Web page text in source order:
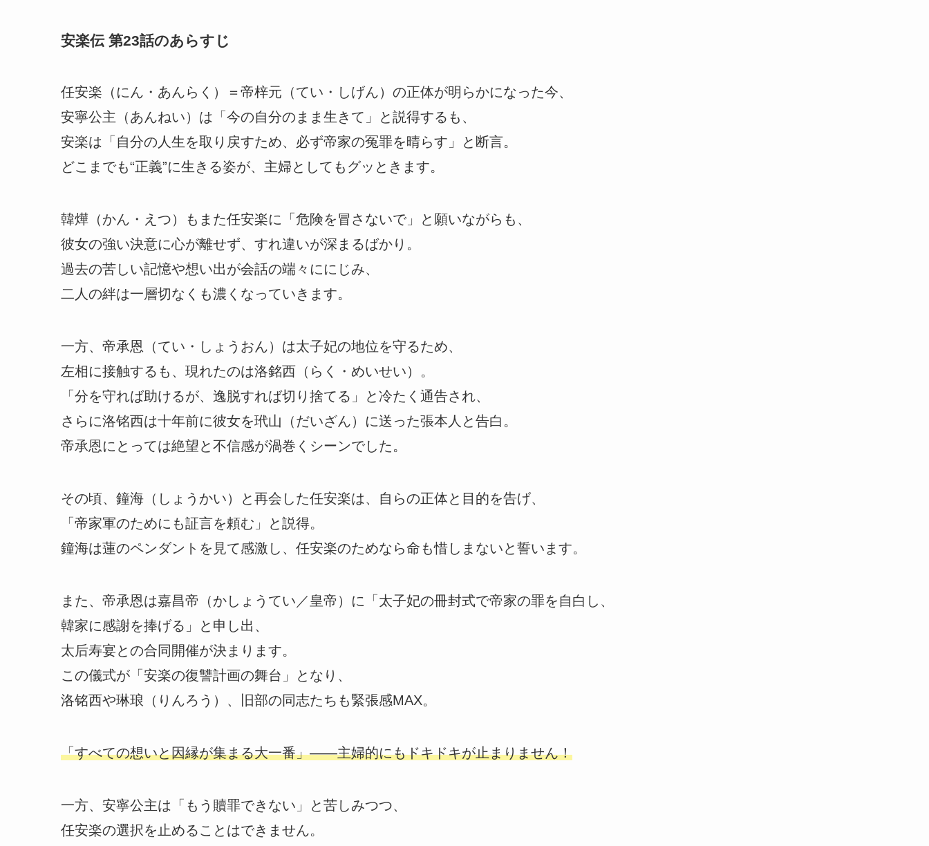
安楽伝 第23話のあらすじ
任安楽（にん・あんらく）＝帝梓元（てい・しげん）の正体が明らかになった今、
安寧公主（あんねい）は「今の自分のまま生きて」と説得するも、
安楽は「自分の人生を取り戻すため、必ず帝家の冤罪を晴らす」と断言。
どこまでも“正義”に生きる姿が、主婦としてもグッときます。
韓燁（かん・えつ）もまた任安楽に「危険を冒さないで」と願いながらも、
彼女の強い決意に心が離せず、すれ違いが深まるばかり。
過去の苦しい記憶や想い出が会話の端々ににじみ、
二人の絆は一層切なくも濃くなっていきます。
一方、帝承恩（てい・しょうおん）は太子妃の地位を守るため、
左相に接触するも、現れたのは洛銘西（らく・めいせい）。
「分を守れば助けるが、逸脱すれば切り捨てる」と冷たく通告され、
さらに洛铭西は十年前に彼女を玳山（だいざん）に送った張本人と告白。
帝承恩にとっては絶望と不信感が渦巻くシーンでした。
その頃、鐘海（しょうかい）と再会した任安楽は、自らの正体と目的を告げ、
「帝家軍のためにも証言を頼む」と説得。
鐘海は蓮のペンダントを見て感激し、任安楽のためなら命も惜しまないと誓います。
また、帝承恩は嘉昌帝（かしょうてい／皇帝）に「太子妃の冊封式で帝家の罪を自白し、
韓家に感謝を捧げる」と申し出、
太后寿宴との合同開催が決まります。
この儀式が「安楽の復讐計画の舞台」となり、
洛铭西や琳琅（りんろう）、旧部の同志たちも緊張感MAX。
「すべての想いと因縁が集まる大一番」――主婦的にもドキドキが止まりません！
一方、安寧公主は「もう贖罪できない」と苦しみつつ、
任安楽の選択を止めることはできません。